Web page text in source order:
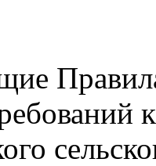
Правила